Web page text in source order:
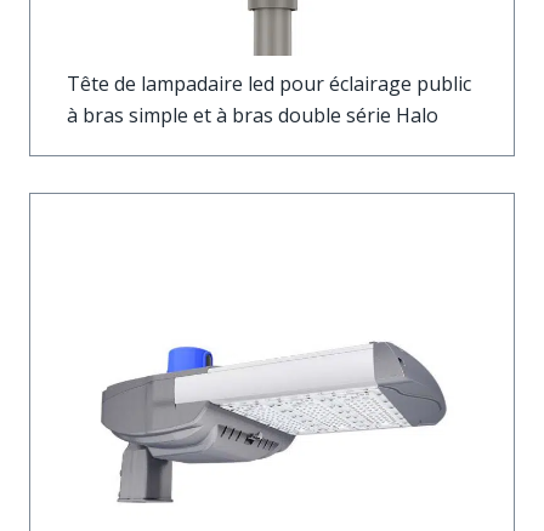
Tête de lampadaire led pour éclairage public
à bras simple et à bras double série Halo